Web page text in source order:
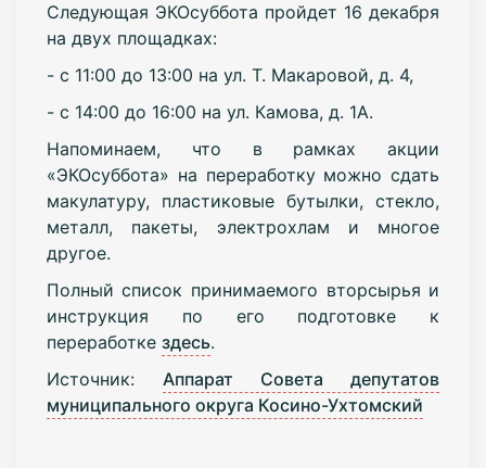
Следующая ЭКОсуббота пройдет 16 декабря
на двух площадках:
- с 11:00 до 13:00 на ул. Т. Макаровой, д. 4,
- с 14:00 до 16:00 на ул. Камова, д. 1А.
Напоминаем, что в рамках акции
«ЭКОсуббота» на переработку можно сдать
макулатуру, пластиковые бутылки, стекло,
металл, пакеты, электрохлам и многое
другое.
Полный список принимаемого вторсырья и
инструкция по его подготовке к
переработке здесь.
Источник: Аппарат Совета депутатов
муниципального округа Косино-Ухтомский